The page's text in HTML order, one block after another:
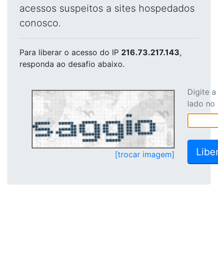
acessos suspeitos a sites hospedados
conosco.
Para liberar o acesso do IP 216.73.217.143,
responda ao desafio abaixo.
[trocar imagem]
Digite
lado no